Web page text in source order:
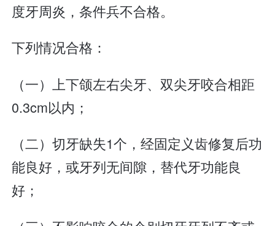
度牙周炎，条件兵不合格。
下列情况合格：
（一）上下颌左右尖牙、双尖牙咬合相距
0.3cm以内；
（二）切牙缺失1个，经固定义齿修复后功
能良好，或牙列无间隙，替代牙功能良
好；